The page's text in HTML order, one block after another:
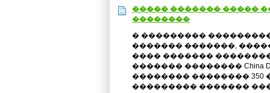
����� ������� �����
��������
� ���������
������� �������,
���� �������
������� �������� China
�������� �������� 350
��������� �������